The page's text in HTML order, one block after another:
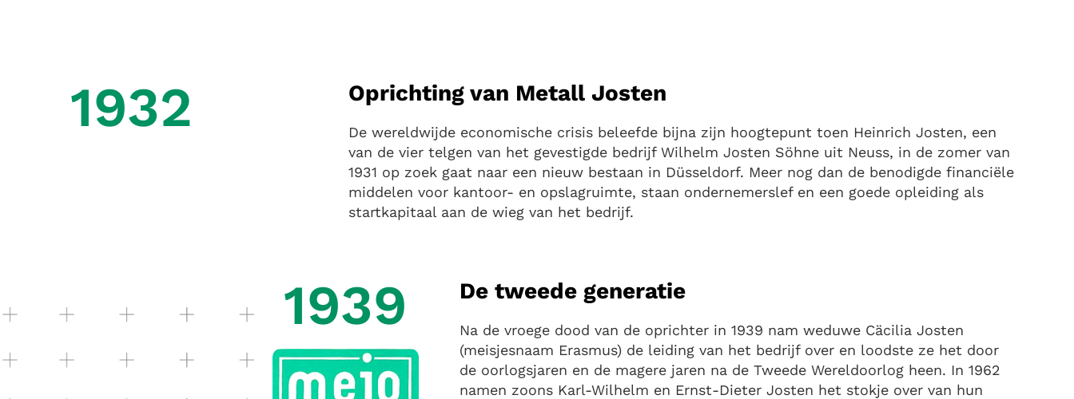
1932 Oprichting van Metall Josten
De wereldwijde economische crisis beleefde bijna zijn hoogtepunt toen Heinrich Josten, een
van de vier telgen van het gevestigde bedrijf Wilhelm Josten Söhne uit Neuss, in de zomer van
1931 op zoek gaat naar een nieuw bestaan in Düsseldorf. Meer nog dan de benodigde financiële
middelen voor kantoor- en opslagruimte, staan ondernemerslef en een goede opleiding als
startkapitaal aan de wieg van het bedrijf.
1939 De tweede generatie
Na de vroege dood van de oprichter in 1939 nam weduwe Cäcilia Josten
(meisjesnaam Erasmus) de leiding van het bedrijf over en loodste ze het door
de oorlogsjaren en de magere jaren na de Tweede Wereldoorlog heen. In 1962
namen zoons Karl-Wilhelm en Ernst-Dieter Josten het stokje over van hun